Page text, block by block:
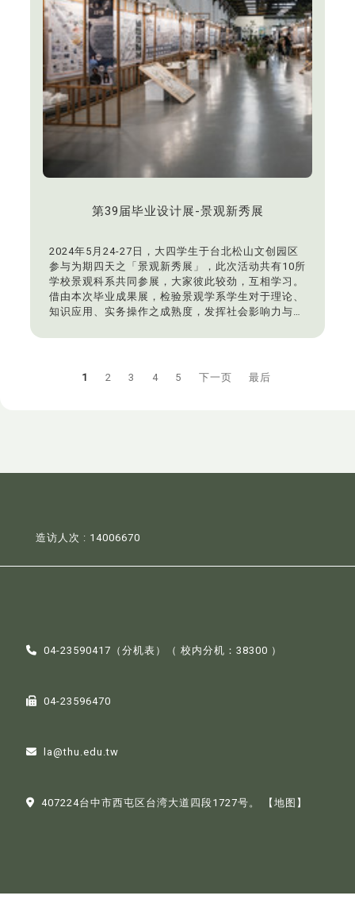
第39届毕业设计展-景观新秀展
2024年5月24-27日，大四学生于台北松山文创园区
参与为期四天之「景观新秀展」，此次活动共有10所
学校景观科系共同参展，大家彼此较劲，互相学习。
借由本次毕业成果展，检验景观学系学生对于理论、
知识应用、实务操作之成熟度，发挥社会影响力与实
1 2 3 4 5 下一页 最后
造访人次 : 14006670
04-23590417（分机表 ）（ 校内分机：38300 ）
04-23596470
la@thu.edu.tw
407224台中市西屯区台湾大道四段1727号。 【地图】